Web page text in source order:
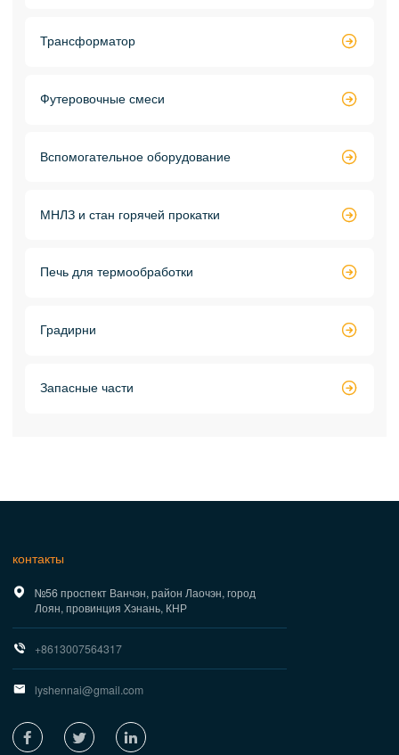
Трансформатор 
Футеровочные смеси 
Вспомогательное оборудование 
МНЛЗ и стан горячей прокатки 
Печь для термообработки 
Градирни 
Запасные части 
контакты

№56 проспект Ванчэн, район Лаочэн, город
Лоян, провинция Хэнань, КНР
 +8613007564317
 lyshennai@gmail.com
  